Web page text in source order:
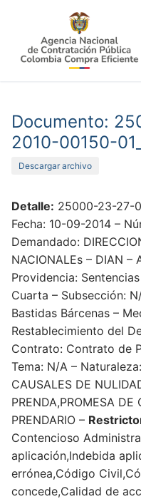
contenido
Documento:
2010-00150-
Descargar archivo
Detalle: 25000-23-27-
Fecha: 10-09-2014 –
Demandado:
NACIONALEs – DIAN –
Providencia:
Cuarta – Subsección:
Bastidas Bárcenas –
Restablecimiento del
Contrato: Contrato de
Tema: N/A –
CAUSALES DE
PRENDA,PROMESA DE
PRENDARIO –
Contencioso
aplicación,Indebida
errónea,Código
concede,Calidad de